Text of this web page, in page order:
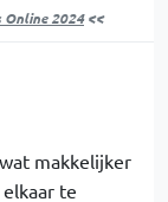
2024<<
makkelijker
te